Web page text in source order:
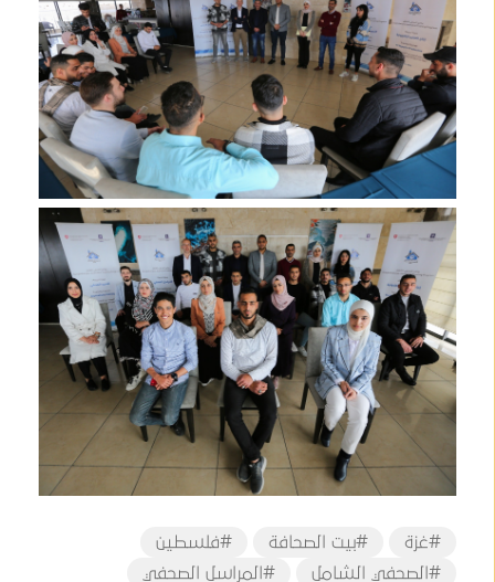
#غزة #بيت الصحافة
#فلسطين
#الصحفي الشامل
#المراسل الصحفي